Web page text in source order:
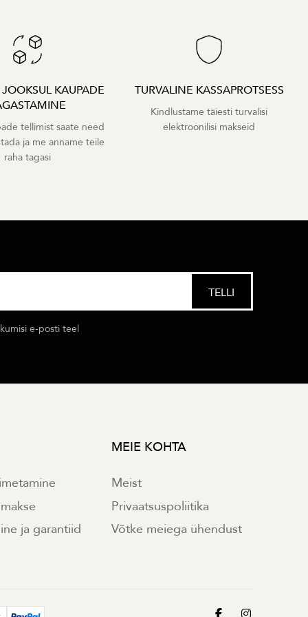
KAUPADE
tellimist saate need
ja me anname teile
raha tagasi
TURVALINE KASSAPROTSESS
Kindlustame täiesti turvalisi
elektroonilisi makseid
e-posti teel
ja garantiid
MEIE KOHTA
Meist
Privaatsuspoliitika
Võtke meiega ühendust